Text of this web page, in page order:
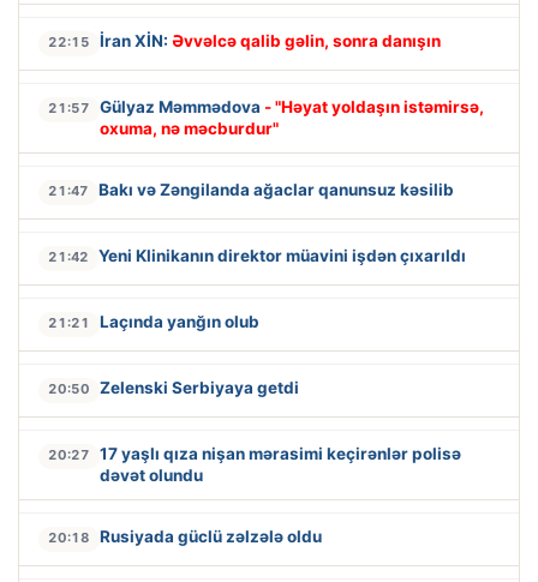
22:15 İran XİN: Əvvəlcə qalib gəlin, sonra danışın
21:57 Gülyaz Məmmədova - "Həyat yoldaşın istəmirsə,
oxuma, nə məcburdur"
21:47 Bakı və Zəngilanda ağaclar qanunsuz kəsilib
21:42 Yeni Klinikanın direktor müavini işdən çıxarıldı
21:21 Laçında yanğın olub
20:50 Zelenski Serbiyaya getdi
20:27
17 yaşlı qıza nişan mərasimi keçirənlər polisə
dəvət olundu
20:18 Rusiyada güclü zəlzələ oldu